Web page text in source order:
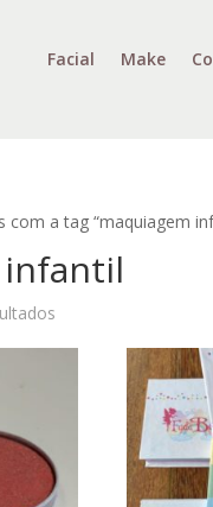
Facial Make
a tag “maquiagem
infantil